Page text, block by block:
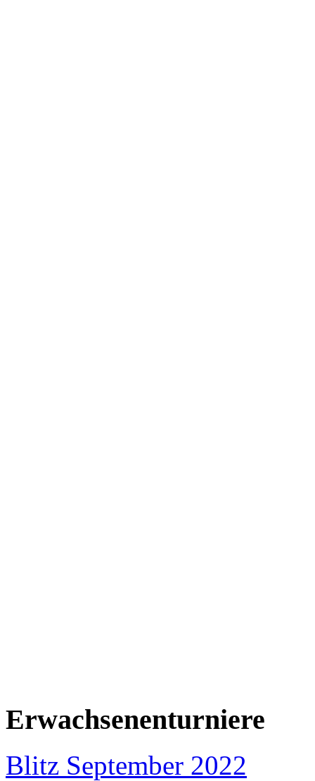
Erwachsenenturniere
Blitz September 2022